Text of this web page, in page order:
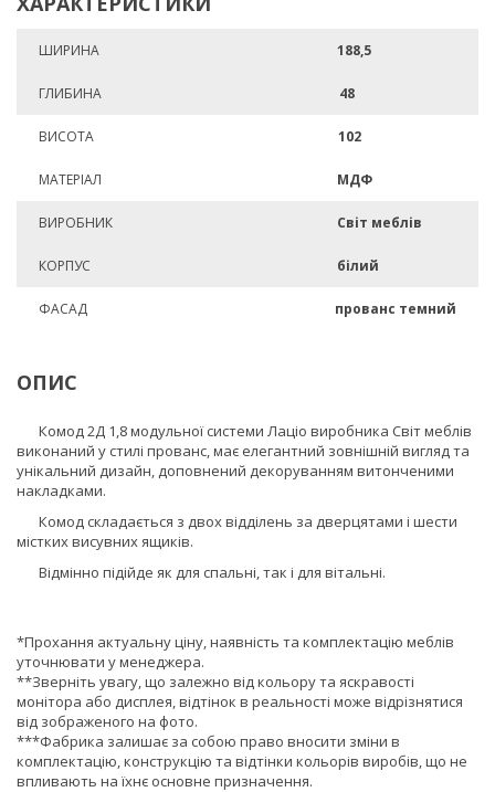
ШИРИНА 188,5
ГЛИБИНА 48
ВИСОТА 102
МАТЕРІАЛ МДФ
ВИРОБНИК Світ меблів
КОРПУС білий
ФАСАД прованс темний
ОПИС
Комод 2Д 1,8 модульної системи Лаціо виробника Світ меблів
виконаний у стилі прованс, має елегантний зовнішній вигляд та
унікальний дизайн, доповнений декоруванням витонченими
накладками.
Комод складається з двох відділень за дверцятами і шести
містких висувних ящиків.
Відмінно підійде як для спальні, так і для вітальні.
*Прохання актуальну ціну, наявність та комплектацію меблів
уточнювати у менеджера.
**Зверніть увагу, що залежно від кольору та яскравості
монітора або дисплея, відтінок в реальності може відрізнятися
від зображеного на фото.
***Фабрика залишає за собою право вносити зміни в
комплектацію, конструкцію та відтінки кольорів виробів, що не
впливають на їхнє основне призначення.